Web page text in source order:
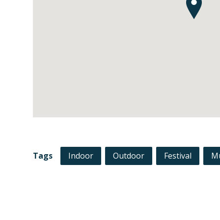
Tags Indoor Outdoor Festival